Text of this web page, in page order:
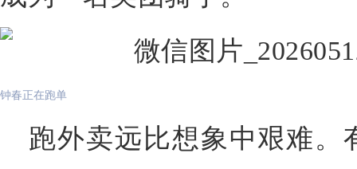
钟春正在跑单
跑外卖远比想象中艰难。